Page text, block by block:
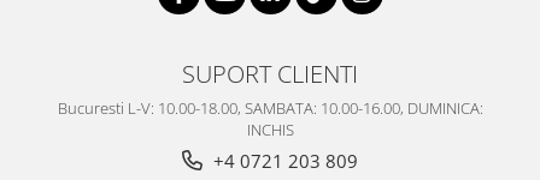
SUPORT CLIENTI
Bucuresti L-V: 10.00-18.00, SAMBATA: 10.00-16.00, DUMINICA:
INCHIS
+4 0721 203 809